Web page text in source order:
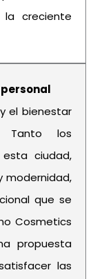
creciente
el bienestar
Tanto los
ciudad,
modernidad,
que se
Cosmetics
propuesta
las